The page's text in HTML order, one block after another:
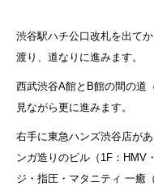
渋谷駅ハチ公口改札を出て
渡り、道なりに進みます。
西武渋谷A館とB館の間の道
見ながら更に進みます。
右手に東急ハンズ渋谷店が
ンガ造りのビル（1F：HMV
ジ・指圧・マタニティ 一癒